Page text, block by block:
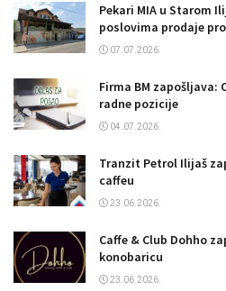
Pekari MIA u Starom
poslovima prodaje
07.07.2026.
Firma BM zapošljava:
radne pozicije
04.07.2026.
Tranzit Petrol Ilijaš
caffeu
23.06.2026.
Caffe & Club Dohho
konobaricu
23.06.2026.